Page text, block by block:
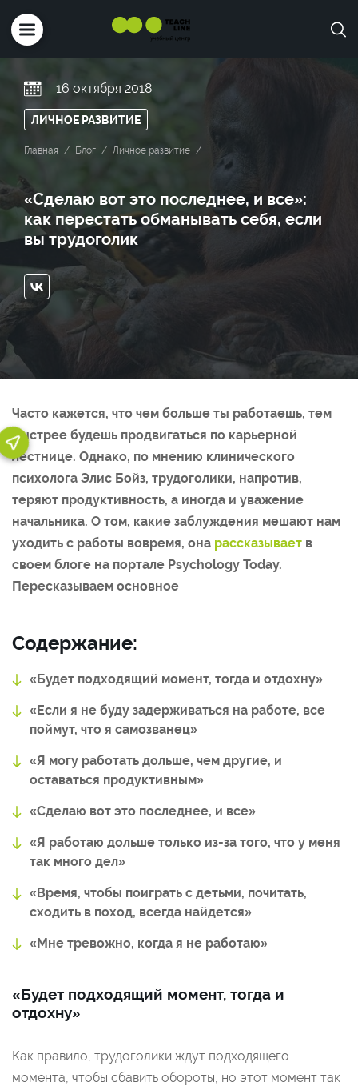
16 октября 2018
ЛИЧНОЕ РАЗВИТИЕ
Главная Блог Личное развитие
«Сделаю вот это последнее, и все»:
как перестать обманывать себя, если
вы трудоголик
Часто кажется, что чем больше ты работаешь, тем
быстрее будешь продвигаться по карьерной
лестнице. Однако, по мнению клинического
психолога Элис Бойз, трудоголики, напротив,
теряют продуктивность, а иногда и уважение
начальника. О том, какие заблуждения мешают нам
уходить с работы вовремя, она рассказывает в
своем блоге на портале Psychology Today.
Пересказываем основное
Содержание:
«Будет подходящий момент, тогда и отдохну»
«Если я не буду задерживаться на работе, все
поймут, что я самозванец»
«Я могу работать дольше, чем другие, и
оставаться продуктивным»
«Сделаю вот это последнее, и все»
«Я работаю дольше только из-за того, что у меня
так много дел»
«Время, чтобы поиграть с детьми, почитать,
сходить в поход, всегда найдется»
«Мне тревожно, когда я не работаю»
«Будет подходящий момент, тогда и
отдохну»
Как правило, трудоголики ждут подходящего
момента, чтобы сбавить обороты, но этот момент так